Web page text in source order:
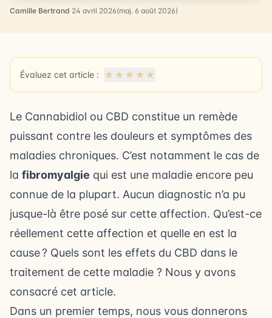
Camille Bertrand·24 avril 2026(maj. 6 août 2026)
Évaluez cet article : ★ ★ ★ ★ ★
Le Cannabidiol ou CBD constitue un remède
puissant contre les douleurs et symptômes des
maladies chroniques. C’est notamment le cas de
la fibromyalgie qui est une maladie encore peu
connue de la plupart. Aucun diagnostic n’a pu
jusque-là être posé sur cette affection. Qu’est-ce
réellement cette affection et quelle en est la
cause ? Quels sont les effets du CBD dans le
traitement de cette maladie ? Nous y avons
consacré cet article.
Dans un premier temps, nous vous donnerons